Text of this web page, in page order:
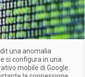
una anomalia
si configura in una
mobile di Google.